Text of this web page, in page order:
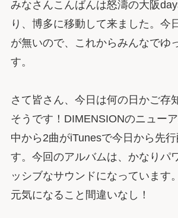
みなさんこんばんは怒濤の大阪
り、博多に移動して来ました。今
が無いので、これからみんなでゆ
す。
さて皆さん、今日は何の日かご存
そうです！DIMENSIONのニュー
中から2曲がiTunesで今日から先
す。今回のアルバムは、かなりパ
ッシブなサウンドになっています
元気になること間違いなし！